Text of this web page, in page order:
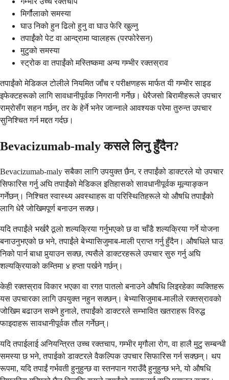
मिर्गौलाको समस्या
घाउ निको हुन ढिलो हुनु वा घाउ फेरि खुल्नु
तपाईंको पेट वा आन्द्रामा प्वालहरू (परफोरेसन)
मुटुको समस्या
स्ट्रोक वा तपाईंको मस्तिष्कमा अन्य गम्भीर रक्तस्राव
तपाईंको मेडिकल टोलीले नियमित जाँच र परीक्षणहरू मार्फत यी गम्भीर साइड
इफेक्टहरूको लागि सावधानीपूर्वक निगरानी गर्नेछ। धेरैजसो बिरामीहरूले उपचार
राम्रोसँग सहन गर्छन्, तर के हेर्ने भनेर जान्नाले आवश्यक परेमा तुरुन्त उपचार
सुनिश्चित गर्न मद्दत गर्दछ।
Bevacizumab-maly कसले लिनु हुँदैन?
Bevacizumab-maly सबैका लागि उपयुक्त छैन, र तपाईंको डाक्टरले यो उपचार
सिफारिस गर्नु अघि तपाईंको मेडिकल इतिहासको सावधानीपूर्वक मूल्याङ्कन
गर्नेछन्। निश्चित स्वास्थ्य अवस्थाहरू वा परिस्थितिहरूले यो औषधि तपाईंको
लागि धेरै जोखिमपूर्ण बनाउन सक्छ।
यदि तपाईंले भर्खरै ठूलो शल्यक्रिया गर्नुभएको छ वा चाँडै शल्यक्रिया गर्ने योजना
बनाउनुभएको छ भने, तपाईंले बेभ्यासिजुमाब-माली प्राप्त गर्नु हुँदैन। औषधिले घाउ
निको पार्न बाधा पुर्‍याउन सक्छ, त्यसैले डाक्टरहरूले उपचार सुरु गर्नु अघि
शल्यक्रियाको कम्तिमा ४ हप्ता पर्खने गर्छन्।
केही रक्तस्राव विकार भएका वा रगत पातलो बनाउने औषधि लिइरहेका व्यक्तिहरू
यस उपचारका लागि उपयुक्त नहुन सक्छन्। बेभ्यासिजुमाब-मालीले रक्तस्रावको
जोखिम बढाउन सक्ने हुनाले, तपाईंको डाक्टरले सम्भावित खतराहरू विरुद्ध
फाइदाहरू सावधानीपूर्वक तौल गर्नेछन्।
यदि तपाईलाई अनियन्त्रित उच्च रक्तचाप, गम्भीर मृगौला रोग, वा हालै मुटु सम्बन्धी
समस्या छ भने, तपाईको डाक्टरले वैकल्पिक उपचार सिफारिस गर्न सक्छन्। थप
रूपमा, यदि तपाईं गर्भवती हुनुहुन्छ वा स्तनपान गराउँदै हुनुहुन्छ भने, यो औषधि